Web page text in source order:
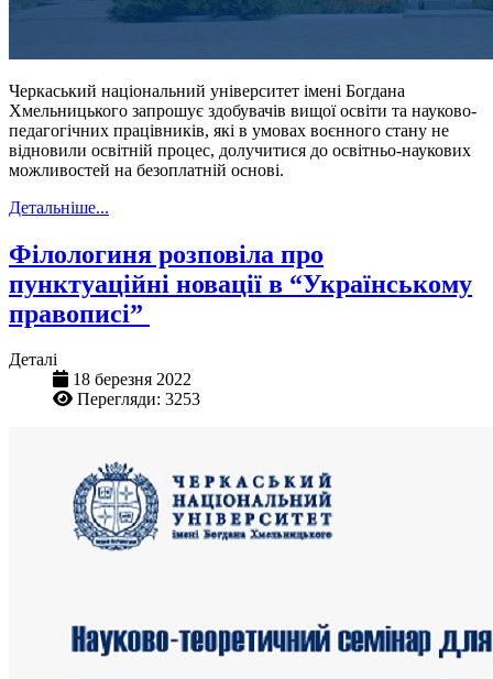
Черкаський національний університет імені Богдана
Хмельницького запрошує здобувачів вищої освіти та науково-
педагогічних працівників, які в умовах воєнного стану не
відновили освітній процес, долучитися до освітньо-наукових
можливостей на безоплатній основі.
Детальніше...
Філологиня розповіла про
пунктуаційні новації в “Українському
правописі”
Деталі
18 березня 2022
Перегляди: 3253